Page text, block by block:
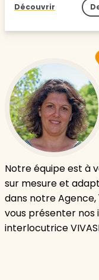
Découvrir
Notre équipe est à
sur mesure et
dans notre Agence,
vous présenter nos
interlocutrice